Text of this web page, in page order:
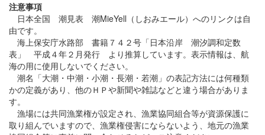
注意事項
日本全国 潮見表 潮MieYell（しおみエール）へのリンクは自
由です。
海上保安庁水路部 書籍７４２号「日本沿岸 潮汐調和定数
表」 平成４年２月発行 より推算しています。表示情報は、航
海の用に使用しないでください。
潮名「大潮・中潮・小潮・長潮・若潮」の表記方法には何種類
かの定義があり、他のＨＰや新聞や雑誌などと違う場合がありま
す。
漁場には共同漁業権が設定され、漁業協同組合等が資源保護に
取り組んでいますので、漁業権侵害にならないよう、地元の漁業